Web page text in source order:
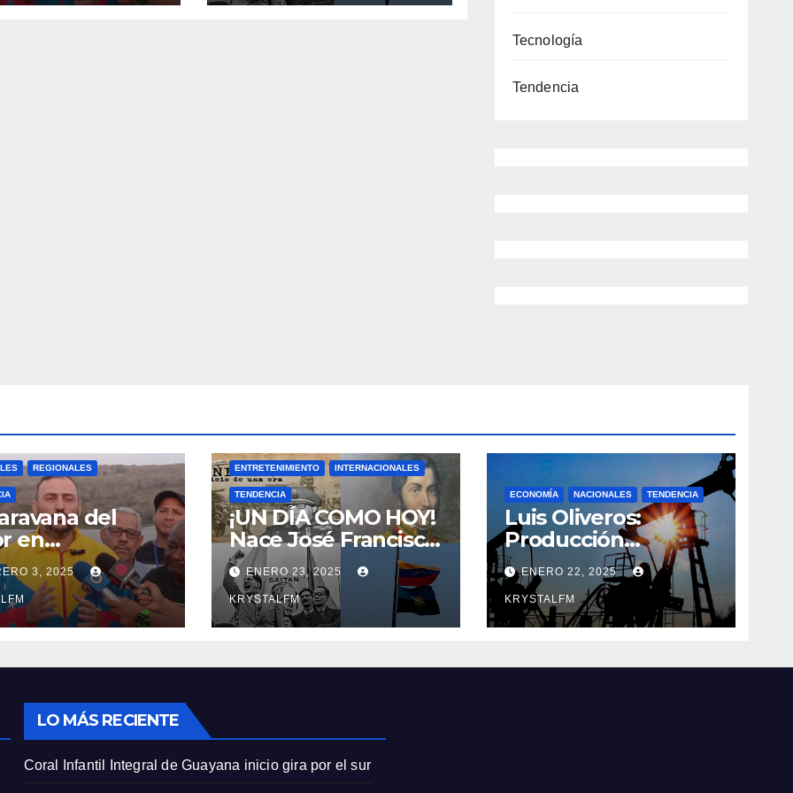
|| Derrocamiento de
Tecnología
Tendencia
REGIONALES
del
en
3, 2025
ENTRETENIMIENTO INTERNACIONALES
TENDENCIA
¡UN DÍA COMO HOY!
Nace José Francisco
Bermúdez || Nace
Jorge Eliecer Gaitán
|| Derrocamiento de
Marcos Pérez
Alfonso Carrasquel
#23ENE
ENERO 23, 2025
KRYSTALFM
ECONOMÍA NACIONALES TENDENCIA
Luis Oliveros:
Producción
petrolera podría
caer en 30% si EEUU
elimina las licencias
a Venezuela
ENERO 22, 2025
KRYSTALFM
LO MÁS RECIENTE
Coral Infantil Integral de Guayana inicio gira por el sur